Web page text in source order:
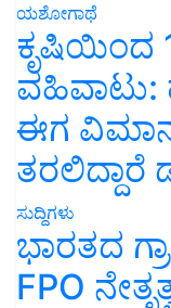
ಯಶೋಗಾಥೆ
ಕೃಷಿಯಿಂದ
ವಹಿವಾಟು:
ಈಗ
ತರಲಿದ್ದಾರೆ
ಸುದ್ದಿಗಳು
ಭಾರತದ
FPO